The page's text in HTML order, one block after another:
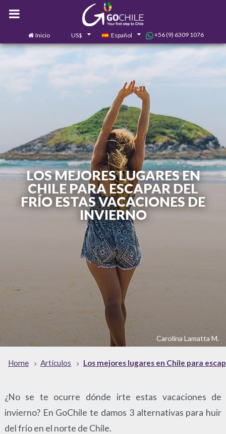
Inicio US$ Español +56 (9) 6309 1076
LOS MEJORES LUGARES EN
CHILE PARA ESCAPAR DEL
FRÍO ESTAS VACACIONES DE
INVIERNO
Carolina Lamatta M.
Home Artículos Los mejores lugares en Chile para
¿No se te ocurre dónde irte estas vacaciones de
invierno? En GoChile te damos 3 alternativas para huir
del frío en el norte de Chile.